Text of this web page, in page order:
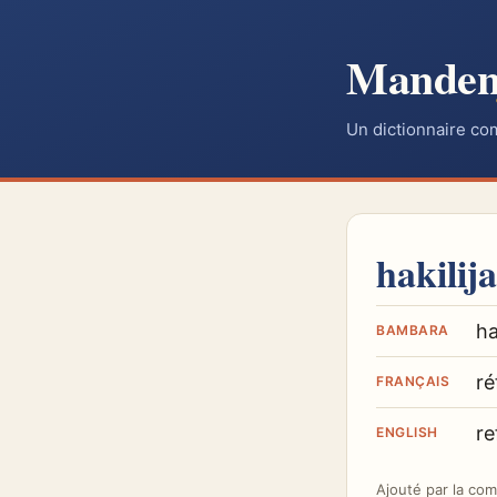
Un dictionnaire
BAMBARA
FRANÇAIS
ENGLISH
Ajouté par la